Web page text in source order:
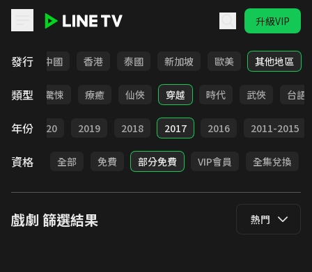
升級VIP
發行
韓國 中國 香港 泰國 新加坡 歐美 其他地區
類型
奇幻 驚悚 療癒 仙俠 穿越 時代 武俠 台語
年份 2020 2019 2018 2017 2016 2011-2015
資格 全部 免費 部分免費 VIP會員 全集兌換
戲劇 篩選結果 熱門